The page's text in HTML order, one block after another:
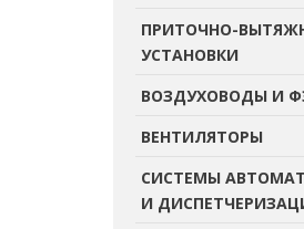
ПРИТОЧНО-
УСТАНОВКИ
ВОЗДУХОВОДЫ И
ВЕНТИЛЯТОРЫ
СИСТЕМЫ
И